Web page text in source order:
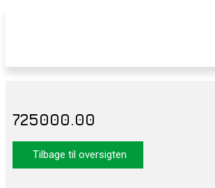
725000.00
Tilbage til oversigten